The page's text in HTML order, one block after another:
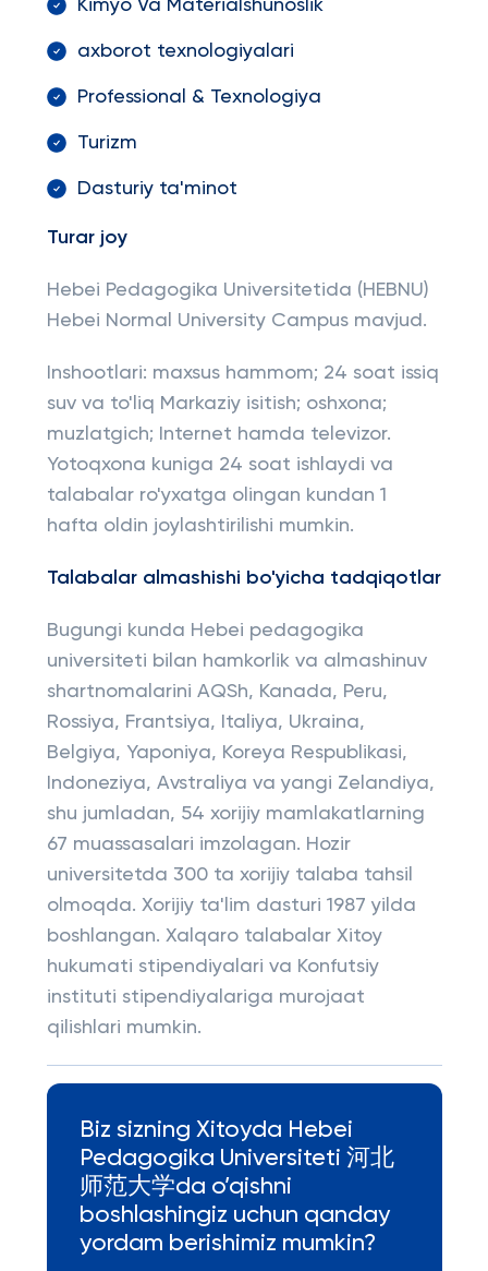
Kimyo Va Materialshunoslik
axborot texnologiyalari
Professional & Texnologiya
Turizm
Dasturiy ta'minot
Turar joy
Hebei Pedagogika Universitetida (HEBNU)
Hebei Normal University Campus mavjud.
Inshootlari: maxsus hammom; 24 soat issiq
suv va to'liq Markaziy isitish; oshxona;
muzlatgich; Internet hamda televizor.
Yotoqxona kuniga 24 soat ishlaydi va
talabalar ro'yxatga olingan kundan 1
hafta oldin joylashtirilishi mumkin.
Talabalar almashishi bo'yicha tadqiqotlar
Bugungi kunda Hebei pedagogika
universiteti bilan hamkorlik va almashinuv
shartnomalarini AQSh, Kanada, Peru,
Rossiya, Frantsiya, Italiya, Ukraina,
Belgiya, Yaponiya, Koreya Respublikasi,
Indoneziya, Avstraliya va yangi Zelandiya,
shu jumladan, 54 xorijiy mamlakatlarning
67 muassasalari imzolagan. Hozir
universitetda 300 ta xorijiy talaba tahsil
olmoqda. Xorijiy ta'lim dasturi 1987 yilda
boshlangan. Xalqaro talabalar Xitoy
hukumati stipendiyalari va Konfutsiy
instituti stipendiyalariga murojaat
qilishlari mumkin.
Biz sizning Xitoyda Hebei
Pedagogika Universiteti 河北
师范大学da o’qishni
boshlashingiz uchun qanday
yordam berishimiz mumkin?